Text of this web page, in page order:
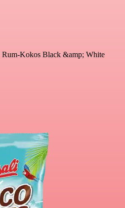
Rum-Kokos Black &amp; White